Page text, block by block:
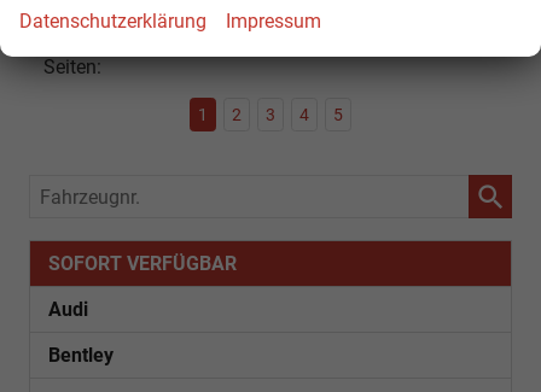
Seiten:
1 2 3 4 5
Fahrzeugnr.
SOFORT VERFÜGBAR
Audi
Bentley
Datenschutzerklärung Impressum